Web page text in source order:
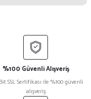
tarafımıza
%100 Güvenli Alışveriş
SSL Sertifikası ile %100 güvenli
alışveriş